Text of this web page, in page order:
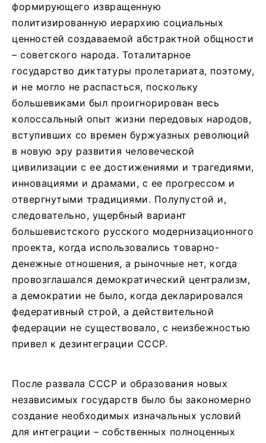
формирующего извращенную
политизированную иерархию социальных
ценностей создаваемой абстрактной общности
– советского народа. Тоталитарное
государство диктатуры пролетариата, поэтому,
и не могло не распасться, поскольку
большевиками был проигнорирован весь
колоссальный опыт жизни передовых народов,
вступивших со времен буржуазных революций
в новую эру развития человеческой
цивилизации с ее достижениями и трагедиями,
инновациями и драмами, с ее прогрессом и
отвергнутыми традициями. Полупустой и,
следовательно, ущербный вариант
большевистского русского модернизационного
проекта, когда использовались товарно-
денежные отношения, а рыночные нет, когда
провозглашался демократический централизм,
а демократии не было, когда декларировался
федеративный строй, а действительной
федерации не существовало, с неизбежностью
привел к дезинтеграции СССР.
После развала СССР и образования новых
независимых государств было бы закономерно
создание необходимых изначальных условий
для интеграции – собственных полноценных